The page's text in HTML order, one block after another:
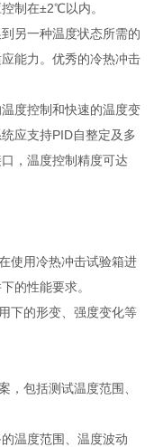
制在±2℃以内。
另一种温度状态所需的
能力。优秀的冷热冲击
度控制和快速的温度变
应支持PID自整定及多
，温度控制精度可达
使用冷热冲击试验箱进
的性能要求。
下的形变、强度变化等
，包括测试温度范围、
温度范围、温度波动